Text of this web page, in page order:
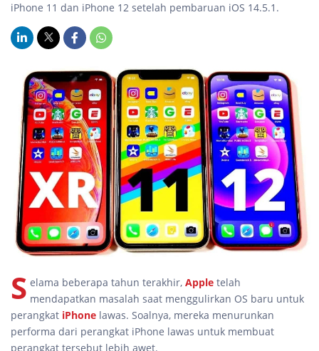
iPhone 11 dan iPhone 12 setelah pembaruan iOS 14.5.1.
S elama beberapa tahun terakhir, Apple telah
mendapatkan masalah saat menggulirkan OS baru untuk
perangkat iPhone lawas. Soalnya, mereka menurunkan
performa dari perangkat iPhone lawas untuk membuat
perangkat tersebut lebih awet.